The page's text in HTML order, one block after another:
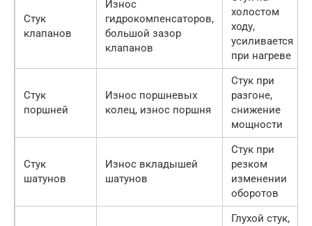
Стук
клапанов
Износ
гидрокомпенсаторов,
большой зазор
клапанов
холостом
ходу,
усиливается
при нагреве
Стук
поршней
Износ поршневых
колец, износ поршня
Стук при
разгоне,
снижение
мощности
Стук
шатунов
Износ вкладышей
шатунов
Стук при
резком
изменении
оборотов
Глухой стук,